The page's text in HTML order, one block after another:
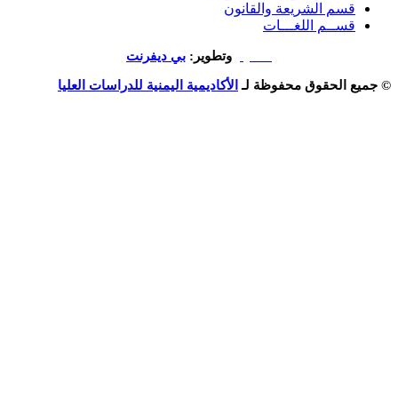
الشريعة والقانون
اللغـــات
بي ديفرنت
محفوظة لـالأكاديمية اليمنية للدراسات العليا